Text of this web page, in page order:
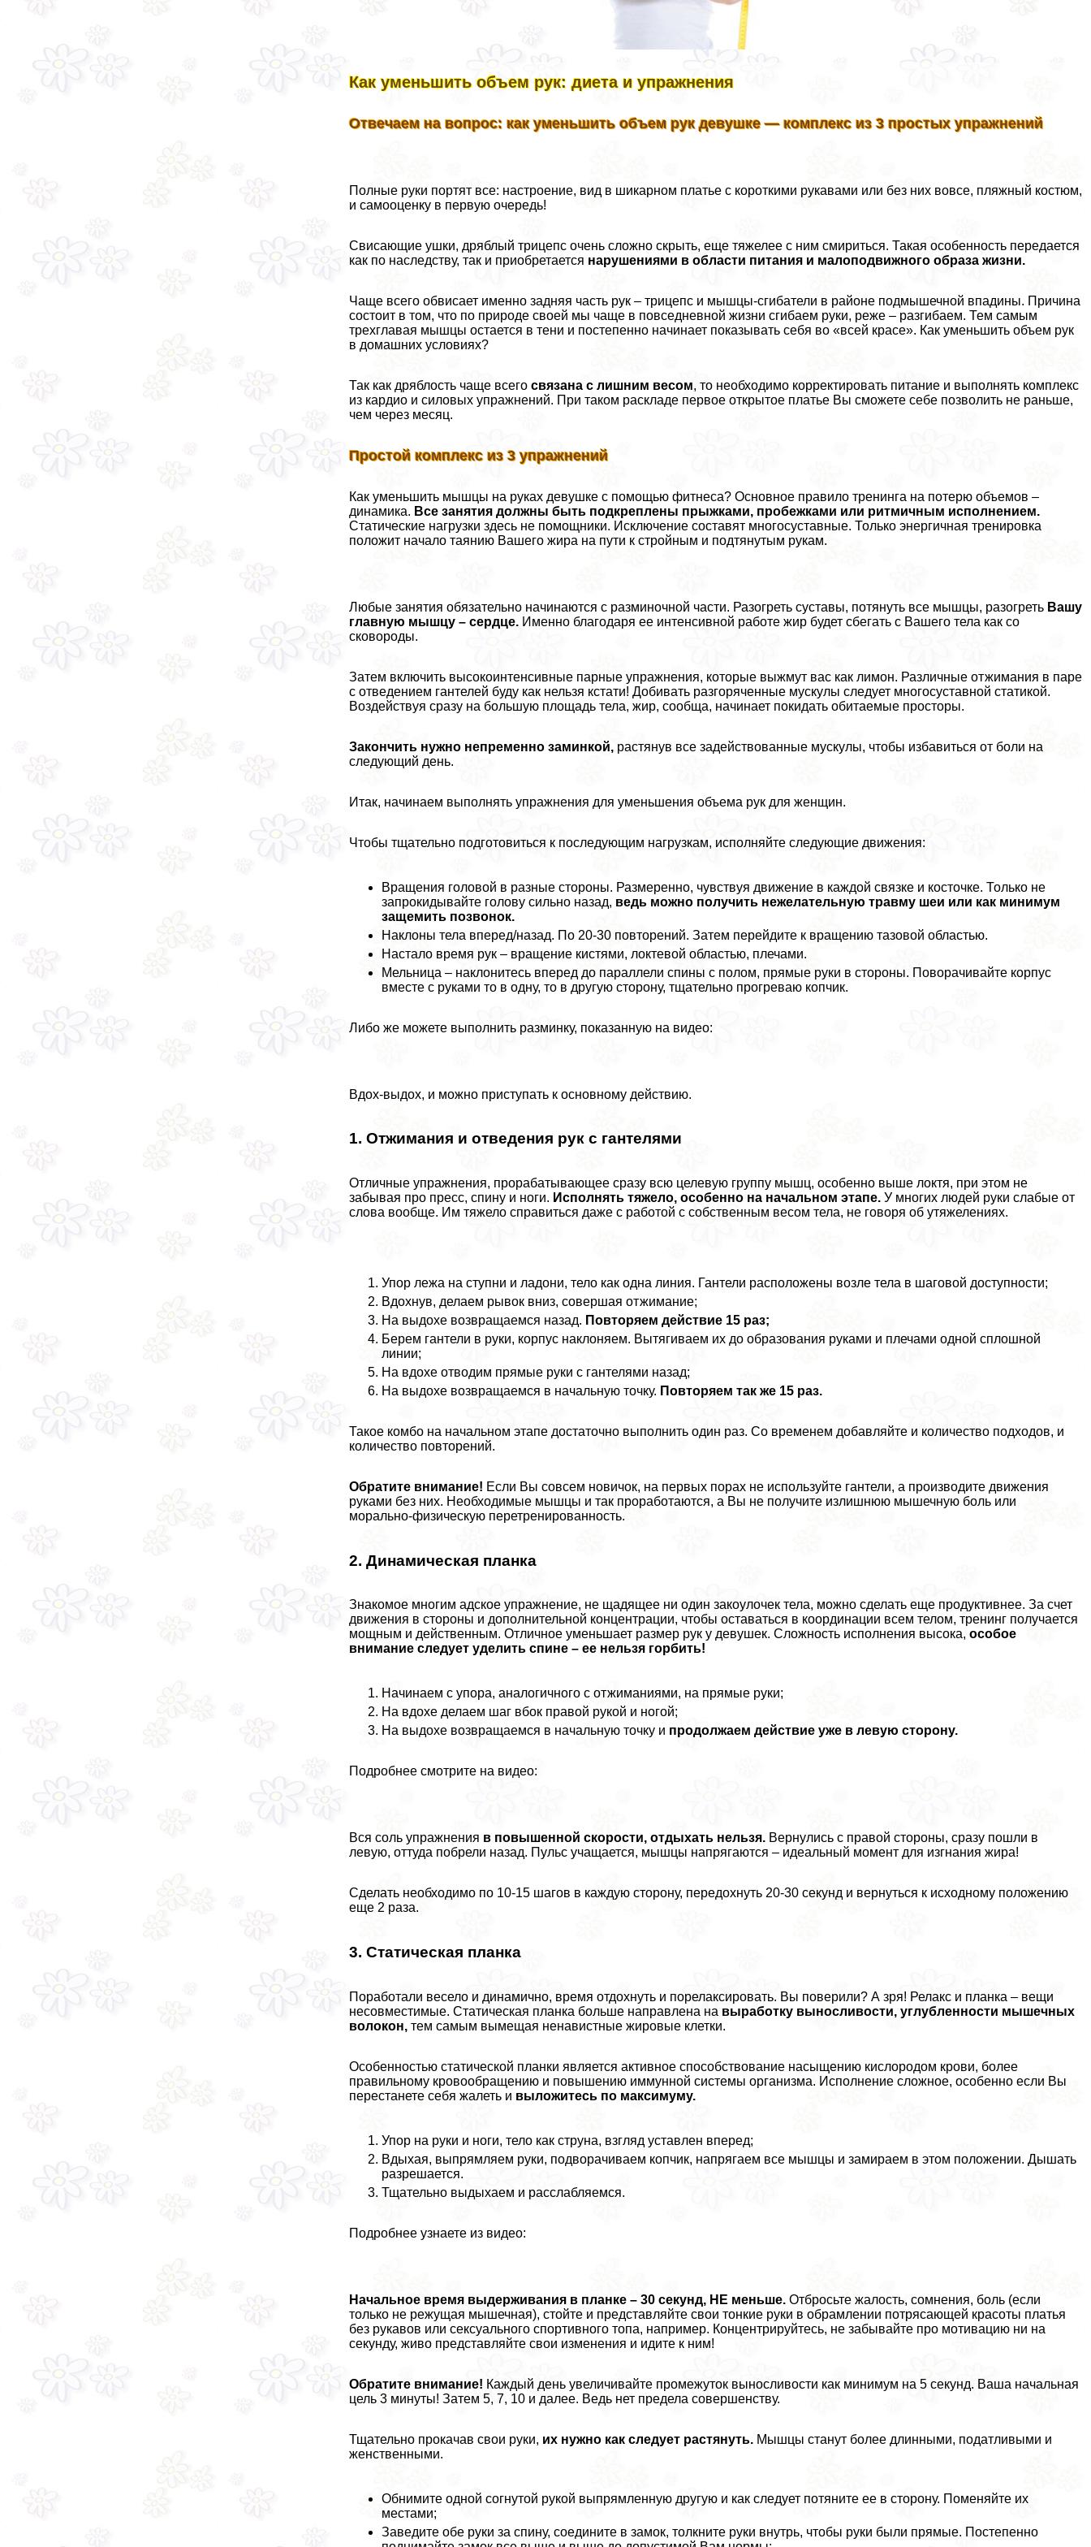
Как уменьшить объем рук: диета и упражнения
Отвечаем на вопрос: как уменьшить объем рук дeвyшке — комплекс из 3 простых упражнений
Полные руки портят все: настроение, вид в шикарном платье с короткими рукавами или без них вовсе, пляжный костюм,
и самооценку в первую очередь!
Свисающие ушки, дряблый трицепс очень сложно скрыть, еще тяжелее с ним смириться. Такая особенность передается
как по наследству, так и приобретается нарушениями в области питания и малоподвижного образа жизни.
Чаще всего обвисает именно задняя часть рук – трицепс и мышцы-сгибатели в районе подмышечной впадины. Причина
состоит в том, что по природе своей мы чаще в повседневной жизни сгибаем руки, реже – разгибаем. Тем самым
трехглавая мышцы остается в тени и постепенно начинает показывать себя во «всей красе». Как уменьшить объем рук
в домашних условиях?
Так как дряблость чаще всегосвязана с лишним весом, то необходимо корректировать питание и выполнять комплекс
из кардио и силовых упражнений. При таком раскладе первое открытое платье Вы сможете себе позволить не раньше,
чем через месяц.
Простой комплекс из 3 упражнений
Как уменьшить мышцы на руках дeвyшке с помощью фитнеса? Основное правило тренинга на потерю объемов –
динамика. Все занятия должны быть подкреплены прыжками, пробежками или ритмичным исполнением.
Статические нагрузки здесь не помощники. Исключение составят многосуставные. Только энергичная тренировка
положит начало таянию Вашего жира на пути к стройным и подтянутым рукам.
Любые занятия обязательно начинаются с разминочной части. Разогреть суставы, потянуть все мышцы, разогреть Вашу
главную мышцу – сердце. Именно благодаря ее интенсивной работе жир будет сбегать с Вашего тела как со
сковороды.
Затем включить высокоинтенсивные парные упражнения, которые выжмут вас как лимон. Различные отжимания в паре
с отведением гантелей буду как нельзя кстати! Добивать разгоряченные мускулы следует многосуставной статикой.
Воздействуя сразу на большую площадь тела, жир, сообща, начинает покидать обитаемые просторы.
Закончить нужно непременно заминкой, растянув все задействованные мускулы, чтобы избавиться от боли на
следующий день.
Итак, начинаем выполнять упражнения для уменьшения объема рук для женщин.
Чтобы тщательно подготовиться к последующим нагрузкам, исполняйте следующие движения:
Вращения головой в разные стороны. Размеренно, чувствуя движение в каждой связке и косточке. Только не
запрокидывайте голову сильно назад, ведь можно получить нежелательную травму шеи или как минимум
защемить позвонок.
Наклоны тела вперед/назад. По 20-30 повторений. Затем перейдите к вращению тазовой областью.
Настало время рук – вращение кистями, локтевой областью, плечами.
Мельница – наклонитесь вперед до параллели спины с полом, прямые руки в стороны. Поворачивайте корпус
вместе с руками то в одну, то в другую сторону, тщательно прогреваю копчик.
Либо же можете выполнить разминку, показанную на видео:
Вдох-выдох, и можно приступать к основному действию.
1. Отжимания и отведения рук с гантелями
Отличные упражнения, проpaбатывающее сразу всю целевую группу мышц, особенно выше локтя, при этом не
забывая про пресс, спину и ноги. Исполнять тяжело, особенно на начальном этапе. У многих людей руки слабые от
слова вообще. Им тяжело справиться даже с работой с собственным весом тела, не говоря об утяжелениях.
Упор лежа на ступни и ладони, тело как одна линия. Гантели расположены возле тела в шаговой доступности;
Вдохнув, делаем рывок вниз, совершая отжимание;
На выдохе возвращаемся назад. Повторяем действие 15 раз;
Берем гантели в руки, корпус наклоняем. Вытягиваем их до образования руками и плечами одной сплошной
линии;
На вдохе отводим прямые руки с гантелями назад;
На выдохе возвращаемся в начальную точку. Повторяем так же 15 раз.
Такое комбо на начальном этапе достаточно выполнить один раз. Со временем добавляйте и количество подходов, и
количество повторений.
Обратите внимание! Если Вы совсем новичок, на первых порах не используйте гантели, а производите движения
руками без них. Необходимые мышцы и так проработаются, а Вы не получите излишнюю мышечную боль или
мopaльно-физическую перетренированность.
2. Динамическая планка
Знакомое многим адское упражнение, не щадящее ни один закоулочек тела, можно сделать еще продуктивнее. За счет
движения в стороны и дополнительной концентрации, чтобы оставаться в координации всем телом, тренинг получается
мощным и действенным. Отличное уменьшает размер рук у дeвyшек. Сложность исполнения высока,особое
внимание следует уделить спине – ее нельзя горбить!
Начинаем с упора, аналогичного с отжиманиями, на прямые руки;
На вдохе делаем шаг вбок правой рукой и ногой;
На выдохе возвращаемся в начальную точку и продолжаем действие уже в левую сторону.
Подробнее смотрите на видео:
Вся соль упражнения в повышенной скорости, отдыхать нельзя. Вернулись с правой стороны, сразу пошли в
левую, оттуда побрели назад. Пульс учащается, мышцы напрягаются – идеальный момент для изгнания жира!
Сделать необходимо по 10-15 шагов в каждую сторону, передохнуть 20-30 секунд и вернуться к исходному положению
еще 2 раза.
3. Статическая планка
Поработали весело и динамично, время отдохнуть и порелаксировать. Вы поверили? А зря! Релакс и планка – вещи
несовместимые. Статическая планка больше направлена на выработку выносливости, углубленности мышечных
волокон, тем самым вымещая ненавистные жировые клетки.
Особенностью статической планки является активное способствование насыщению кислородом крови, более
правильному кровообращению и повышению иммунной системы организма. Исполнение сложное, особенно если Вы
перестанете себя жалеть и выложитесь по максимуму.
Упор на руки и ноги, тело как струна, взгляд уставлен вперед;
Вдыхая, выпрямляем руки, подворачиваем копчик, напрягаем все мышцы и замираем в этом положении. Дышать
разрешается.
Тщательно выдыхаем и расслабляемся.
Подробнее узнаете из видео:
Начальное время выдерживания в планке – 30 секунд, НЕ меньше. Отбросьте жалость, сомнения, боль (если
только не режущая мышечная), стойте и представляйте свои тонкие руки в обрамлении потрясающей красоты платья
без рукавов или ceкcуального спортивного топа, например. Концентрируйтесь, не забывайте про мотивацию ни на
секунду, живо представляйте свои изменения и идите к ним!
Обратите внимание! Каждый день увеличивайте промежуток выносливости как минимум на 5 секунд. Ваша начальная
цель 3 минуты! Затем 5, 7, 10 и далее. Ведь нет предела совершенству.
Тщательно прокачав свои руки, их нужно как следует растянуть. Мышцы станут более длинными, податливыми и
женственными.
Обнимите одной согнутой рукой выпрямленную другую и как следует потяните ее в сторону. Поменяйте их
местами;
Заведите обе руки за спину, соедините в замок, толкните руки внутрь, чтобы руки были прямые. Постепенно